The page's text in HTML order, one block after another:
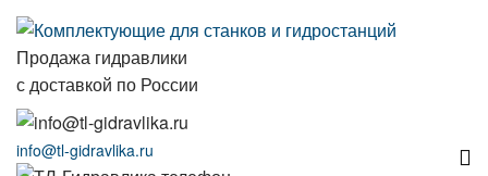
Продажа гидравлики
с доставкой по России
info@tl-gidravlika.ru